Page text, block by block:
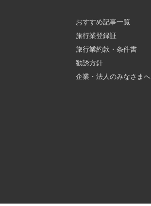
おすすめ記事一覧
旅行業登録証
旅行業約款・条件書
勧誘方針
企業・法人のみなさまへ